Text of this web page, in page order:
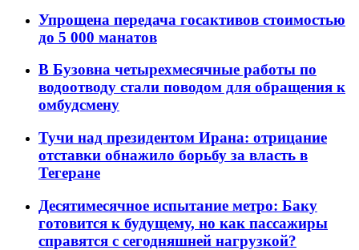
Упрощена передача госактивов стоимостью
до 5 000 манатов
В Бузовна четырехмесячные работы по
водоотводу стали поводом для обращения к
омбудсмену
Тучи над президентом Ирана: отрицание
отставки обнажило борьбу за власть в
Тегеране
Десятимесячное испытание метро: Баку
готовится к будущему, но как пассажиры
справятся с сегодняшней нагрузкой?